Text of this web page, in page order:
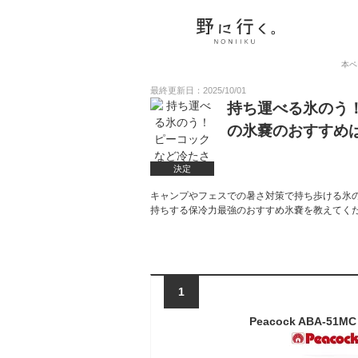
本
最終更新日：2025/10/01
決定
持ち運べる氷のう
の氷嚢のおすすめ
キャンプやフェスでの暑さ対策で持ち歩ける
持ちする保冷力最強のおすすめ氷嚢を教えて
1